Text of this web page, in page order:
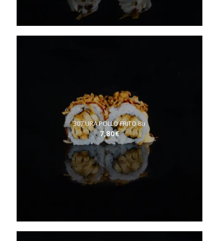
307.URA POLLO FRITO 8u
7,80€